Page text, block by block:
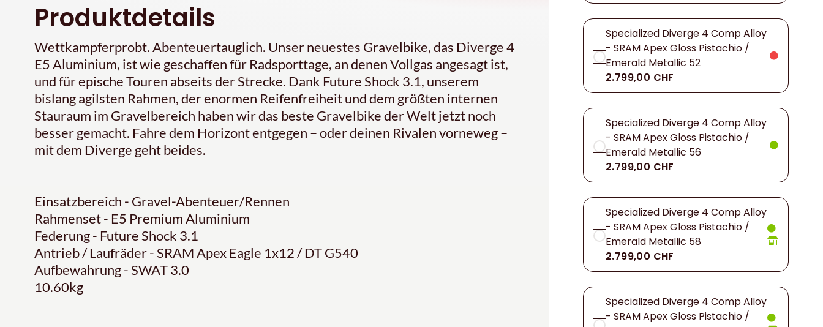
Produktdetails
Wettkampferprobt. Abenteuertauglich. Unser neuestes Gravelbike, das Diverge 4
E5 Aluminium, ist wie geschaffen für Radsporttage, an denen Vollgas angesagt ist,
und für epische Touren abseits der Strecke. Dank Future Shock 3.1, unserem
bislang agilsten Rahmen, der enormen Reifenfreiheit und dem größten internen
Stauraum im Gravelbereich haben wir das beste Gravelbike der Welt jetzt noch
besser gemacht. Fahre dem Horizont entgegen – oder deinen Rivalen vorneweg –
mit dem Diverge geht beides.
Einsatzbereich - Gravel-Abenteuer/Rennen
Rahmenset - E5 Premium Aluminium
Federung - Future Shock 3.1
Antrieb / Laufräder - SRAM Apex Eagle 1x12 / DT G540
Aufbewahrung - SWAT 3.0
10.60kg
Specialized Diverge 4 Comp Alloy
- SRAM Apex Gloss Pistachio /
Emerald Metallic 52
2.799,00 CHF
Specialized Diverge 4 Comp Alloy
- SRAM Apex Gloss Pistachio /
Emerald Metallic 56
2.799,00 CHF
Specialized Diverge 4 Comp Alloy
- SRAM Apex Gloss Pistachio /
Emerald Metallic 58
2.799,00 CHF
Specialized Diverge 4 Comp Alloy
- SRAM Apex Gloss Pistachio /